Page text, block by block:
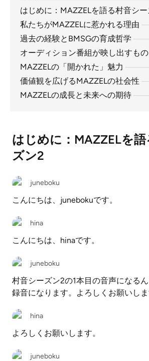
はじめに：MAZZELを語る村音シ
私たちがMAZZELに惹かれる理由
過去の経験とBMSGの育成哲学
オーディション番組が映し出すもの
MAZZELの「開かれた」魅力
価値観を広げるMAZZELの社会性
MAZZELの成長と未来への期待
はじめに：MAZZELを
ズン2
juneboku
こんにちは、junebokuです。
hina
こんにちは、hinaです。
juneboku
村音シーズン2の1本目の音声になる
録音になります。よろしくお願いしま
hina
よろしくお願いします。
juneboku